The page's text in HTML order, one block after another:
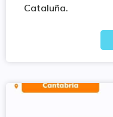
Cataluña.